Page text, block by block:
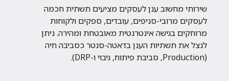
שירותי מחשוב ענן לעסקים מציעים תשתית חכמה
לעסקים מרובי-סניפים, עובדים, ספקים ולקוחות
מרוחקים בגישה אינטרנטית מאובטחת ומהירה. ניתן
לנצל את תשתיות הענן בדאטה-סנטר כסביבה חיה
(Production, סביבת פיתוח, גיבוי ו-DRP).